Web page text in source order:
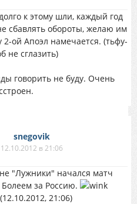
к этому шли, каждый год
сбавлять обороты, желаю им
ой Апоэл намечается. (тьфу-
не сглазить)
говорить не буду. Очень
snegovik
12.10.2012 в 21:06
"Лужники" начался матч
Болеем за Россию.
(12.10.2012, 21:06)